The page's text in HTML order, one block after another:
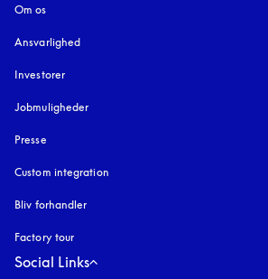
Om os
Ansvarlighed
Investorer
Jobmuligheder
Presse
Custom integration
Bliv forhandler
Factory tour
Social Links